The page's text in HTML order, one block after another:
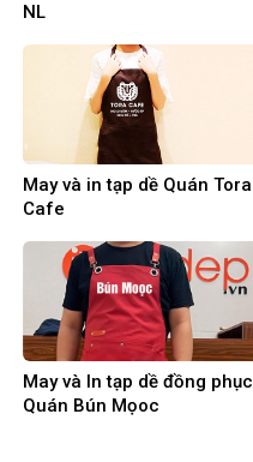
NL
May và in tạp dề Quán Tora
Cafe
May và In tạp dề đồng phục
Quán Bún Mọoc